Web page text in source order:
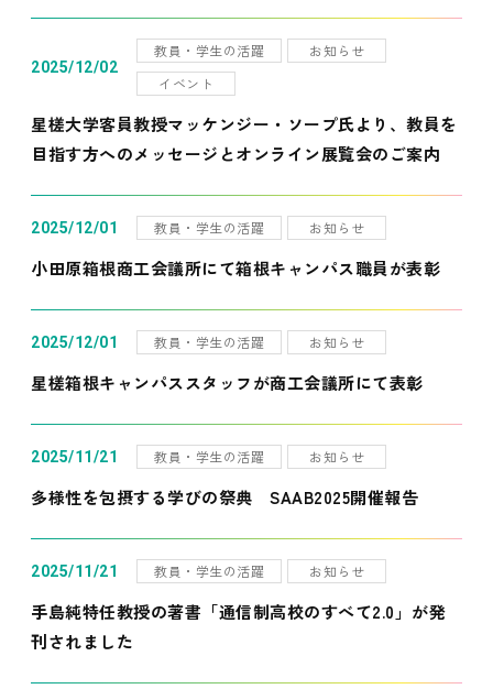
2025/12/02
教員・学生の活躍
お知らせ
イベント
星槎大学客員教授マッケンジー・ソープ氏より、教員を
目指す方へのメッセージとオンライン展覧会のご案内
2025/12/01 教員・学生の活躍 お知らせ
小田原箱根商工会議所にて箱根キャンパス職員が表彰
2025/12/01 教員・学生の活躍 お知らせ
星槎箱根キャンパススタッフが商工会議所にて表彰
2025/11/21 教員・学生の活躍 お知らせ
多様性を包摂する学びの祭典 SAAB2025開催報告
2025/11/21 教員・学生の活躍 お知らせ
手島純特任教授の著書「通信制高校のすべて2.0」が発
刊されました